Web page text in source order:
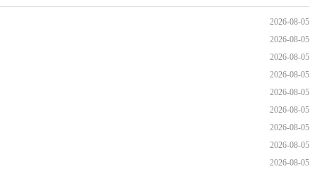
2026-08-05
2026-08-05
2026-08-05
2026-08-05
2026-08-05
2026-08-05
2026-08-05
2026-08-05
2026-08-05